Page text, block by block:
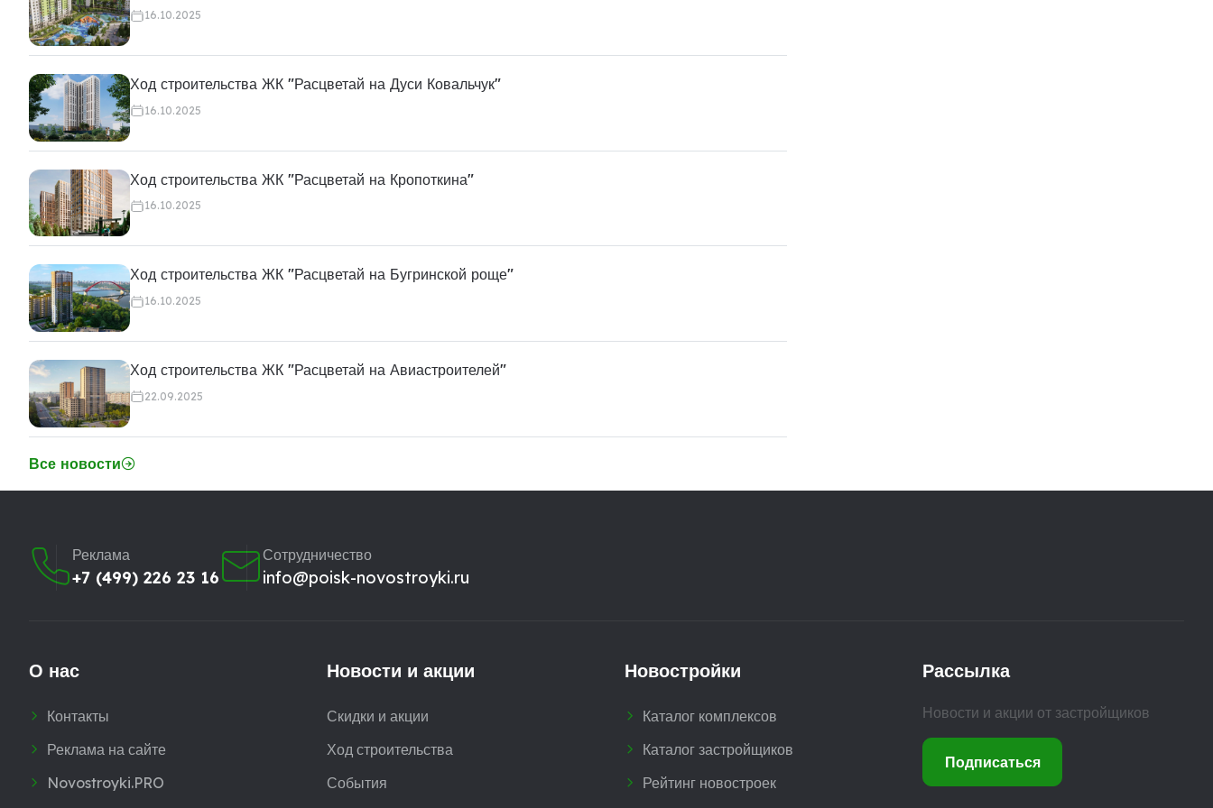
16.10.2025
Ход строительства ЖК "Расцветай на Дуси Ковальчук"
16.10.2025
Ход строительства ЖК "Расцветай на Кропоткина"
16.10.2025
Ход строительства ЖК "Расцветай на Бугринской роще"
16.10.2025
Ход строительства ЖК "Расцветай на Авиастроителей"
22.09.2025
Все новости
Реклама
+7 (499) 226 23 16
Сотрудничество
info@poisk-novostroyki.ru
О нас
Контакты
Реклама на сайте
Novostroyki.PRO
Новости и акции
Скидки и акции
Ход строительства
События
Новостройки
Каталог комплексов
Каталог застройщиков
Рейтинг новостроек
Рассылка
Новости и акции от застройщиков
Подписаться